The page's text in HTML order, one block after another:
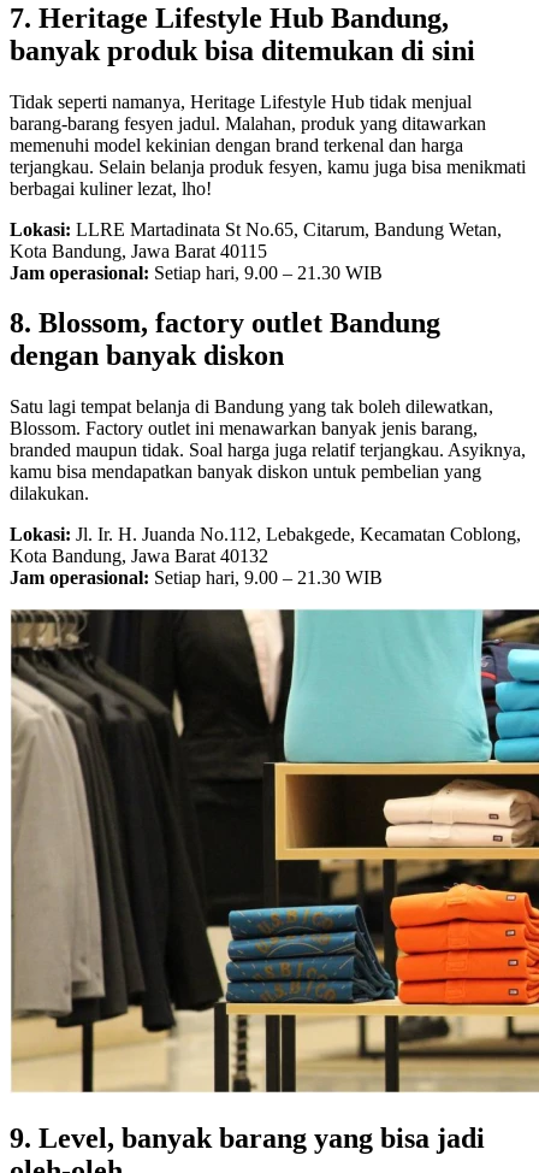
7. Heritage Lifestyle Hub Bandung,
banyak produk bisa ditemukan di sini
Tidak seperti namanya, Heritage Lifestyle Hub tidak menjual
barang-barang fesyen jadul. Malahan, produk yang ditawarkan
memenuhi model kekinian dengan brand terkenal dan harga
terjangkau. Selain belanja produk fesyen, kamu juga bisa menikmati
berbagai kuliner lezat, lho!
Lokasi: LLRE Martadinata St No.65, Citarum, Bandung Wetan,
Kota Bandung, Jawa Barat 40115
Jam operasional: Setiap hari, 9.00 – 21.30 WIB
8. Blossom, factory outlet Bandung
dengan banyak diskon
Satu lagi tempat belanja di Bandung yang tak boleh dilewatkan,
Blossom. Factory outlet ini menawarkan banyak jenis barang,
branded maupun tidak. Soal harga juga relatif terjangkau. Asyiknya,
kamu bisa mendapatkan banyak diskon untuk pembelian yang
dilakukan.
Lokasi: Jl. Ir. H. Juanda No.112, Lebakgede, Kecamatan Coblong,
Kota Bandung, Jawa Barat 40132
Jam operasional: Setiap hari, 9.00 – 21.30 WIB
9. Level, banyak barang yang bisa jadi